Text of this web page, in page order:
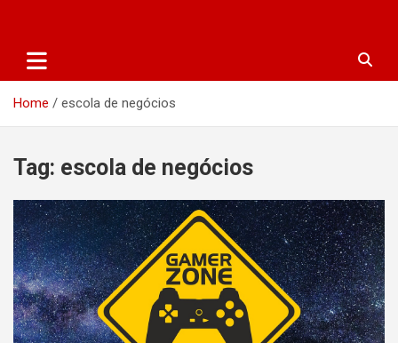
Home escola de negócios
Tag: escola de negócios